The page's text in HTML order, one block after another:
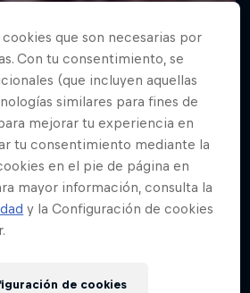
que son necesarias por
Con tu consentimiento, se
(que incluyen aquellas
similares para fines de
mejorar tu experiencia en
tu consentimiento mediante la
en el pie de página en
mayor información, consulta la
y la Configuración de cookies
de cookies